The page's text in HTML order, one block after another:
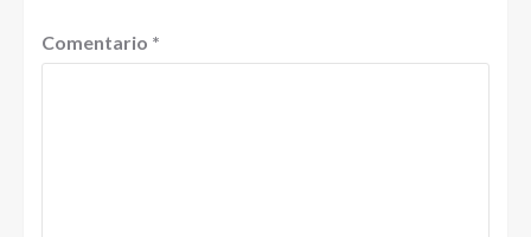
Comentario *